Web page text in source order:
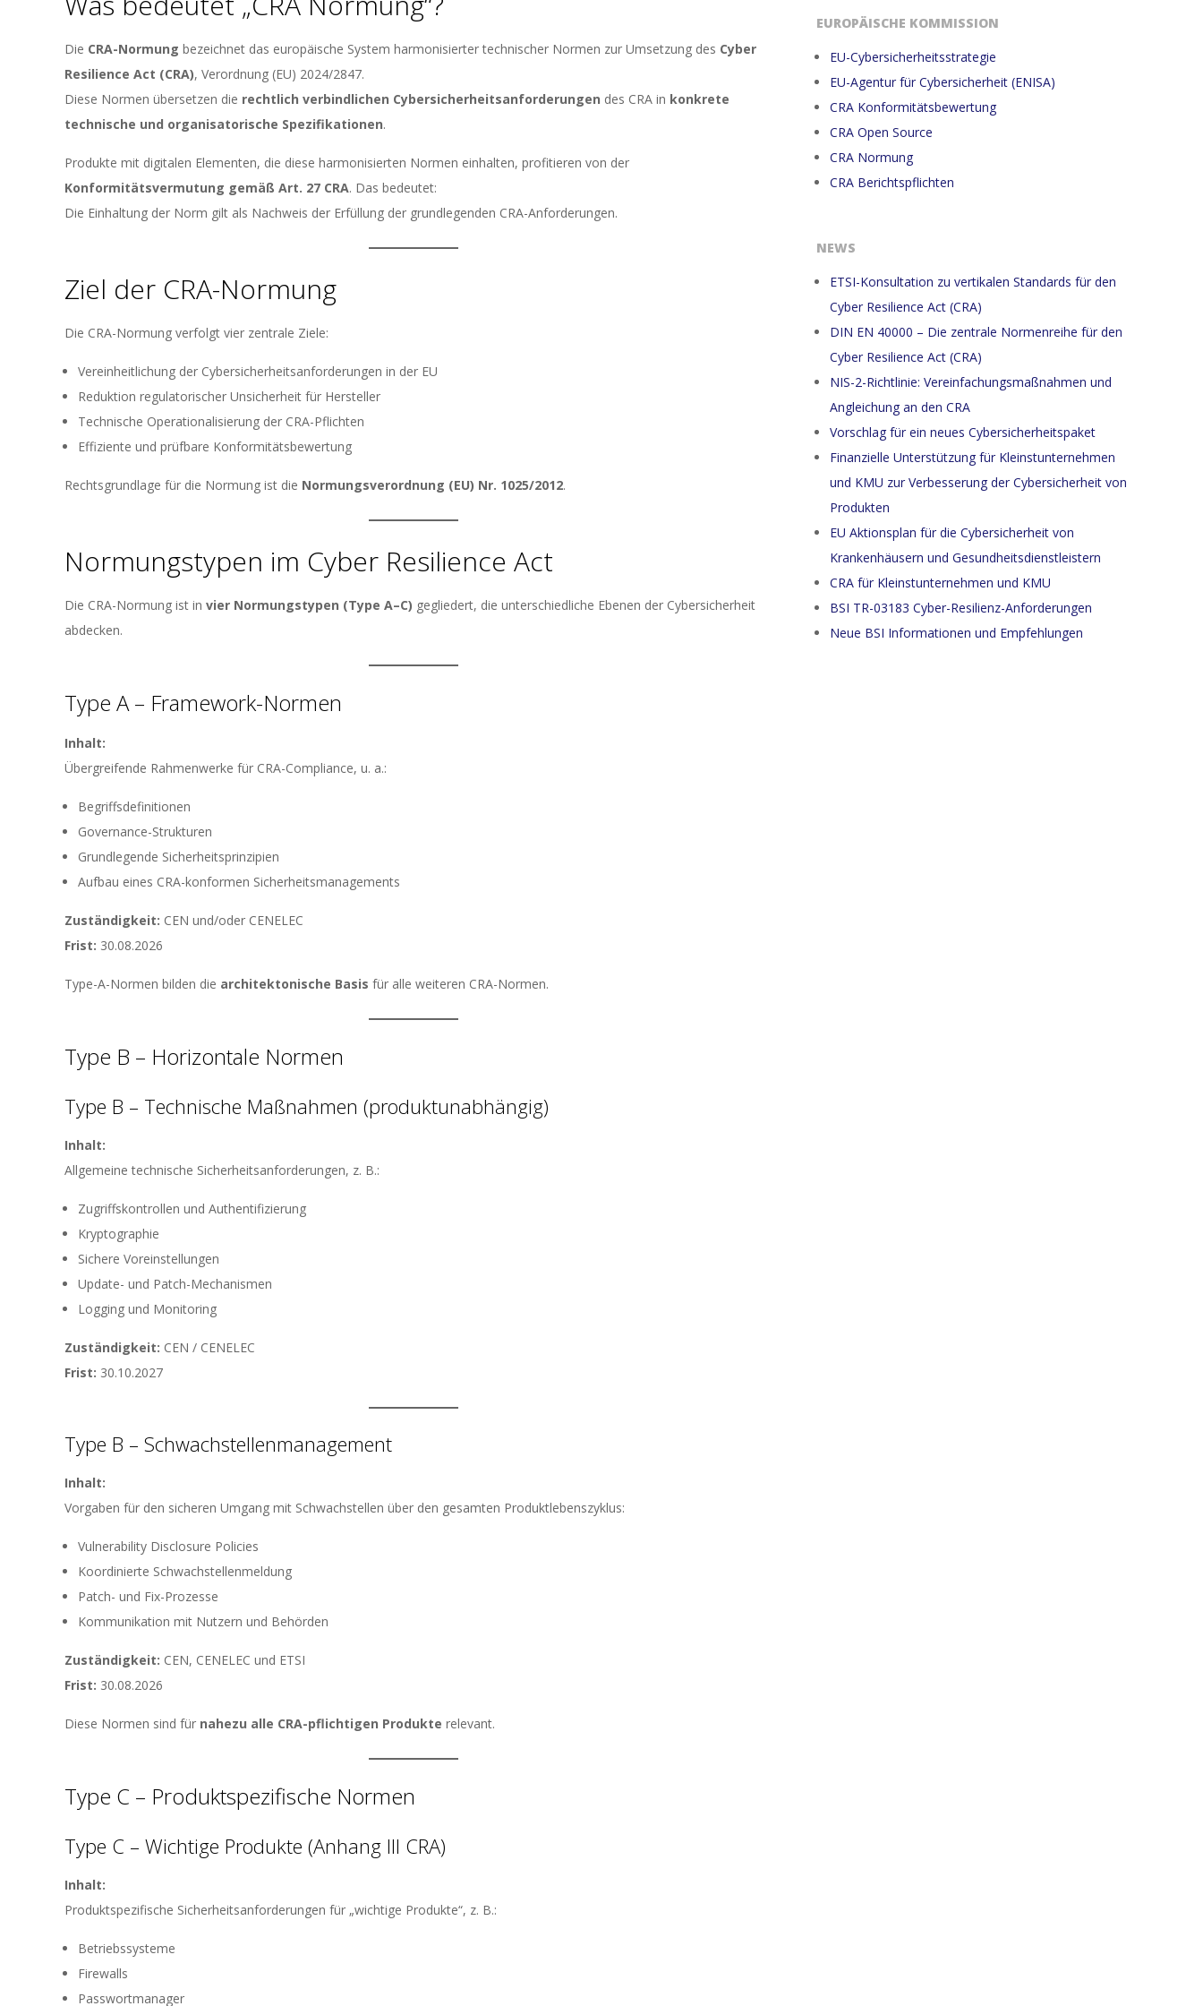
Die CRA-Normung bezeichnet das europäische System harmonisierter technischer Normen zur Umsetzung des Cyber
Resilience Act (CRA), Verordnung (EU) 2024/2847.
Diese Normen übersetzen die rechtlich verbindlichen Cybersicherheitsanforderungen des CRA in konkrete
technische und organisatorische Spezifikationen.
Produkte mit digitalen Elementen, die diese harmonisierten Normen einhalten, profitieren von der
Konformitätsvermutung gemäß Art. 27 CRA. Das bedeutet:
Die Einhaltung der Norm gilt als Nachweis der Erfüllung der grundlegenden CRA-Anforderungen.
Ziel der CRA-Normung
Die CRA-Normung verfolgt vier zentrale Ziele:
Vereinheitlichung der Cybersicherheitsanforderungen in der EU
Reduktion regulatorischer Unsicherheit für Hersteller
Technische Operationalisierung der CRA-Pflichten
Effiziente und prüfbare Konformitätsbewertung
Rechtsgrundlage für die Normung ist die Normungsverordnung (EU) Nr. 1025/2012.
Normungstypen im Cyber Resilience Act
Die CRA-Normung ist in vier Normungstypen (Type A–C) gegliedert, die unterschiedliche Ebenen der Cybersicherheit
abdecken.
Type A – Framework-Normen
Inhalt:
Übergreifende Rahmenwerke für CRA-Compliance, u. a.:
Begriffsdefinitionen
Governance-Strukturen
Grundlegende Sicherheitsprinzipien
Aufbau eines CRA-konformen Sicherheitsmanagements
Zuständigkeit: CEN und/oder CENELEC
Frist: 30.08.2026
Type-A-Normen bilden die architektonische Basis für alle weiteren CRA-Normen.
Type B – Horizontale Normen
Type B – Technische Maßnahmen (produktunabhängig)
Inhalt:
Allgemeine technische Sicherheitsanforderungen, z. B.:
Zugriffskontrollen und Authentifizierung
Kryptographie
Sichere Voreinstellungen
Update- und Patch-Mechanismen
Logging und Monitoring
Zuständigkeit: CEN / CENELEC
Frist: 30.10.2027
Type B – Schwachstellenmanagement
Inhalt:
Vorgaben für den sicheren Umgang mit Schwachstellen über den gesamten Produktlebenszyklus:
Vulnerability Disclosure Policies
Koordinierte Schwachstellenmeldung
Patch- und Fix-Prozesse
Kommunikation mit Nutzern und Behörden
Zuständigkeit: CEN, CENELEC und ETSI
Frist: 30.08.2026
Diese Normen sind für nahezu alle CRA-pflichtigen Produkte relevant.
Type C – Produktspezifische Normen
Type C – Wichtige Produkte (Anhang III CRA)
Inhalt:
Produktspezifische Sicherheitsanforderungen für „wichtige Produkte“, z. B.:
Betriebssysteme
Firewalls
Passwortmanager
EUROPÄISCHE KOMMISSION
EU-Cybersicherheitsstrategie
EU-Agentur für Cybersicherheit (ENISA)
CRA Konformitätsbewertung
CRA Open Source
CRA Normung
CRA Berichtspflichten
NEWS
ETSI-Konsultation zu vertikalen Standards für den
Cyber Resilience Act (CRA)
DIN EN 40000 – Die zentrale Normenreihe für den
Cyber Resilience Act (CRA)
NIS-2-Richtlinie: Vereinfachungsmaßnahmen und
Angleichung an den CRA
Vorschlag für ein neues Cybersicherheitspaket
Finanzielle Unterstützung für Kleinstunternehmen
und KMU zur Verbesserung der Cybersicherheit von
Produkten
EU Aktionsplan für die Cybersicherheit von
Krankenhäusern und Gesundheitsdienstleistern
CRA für Kleinstunternehmen und KMU
BSI TR-03183 Cyber-Resilienz-Anforderungen
Neue BSI Informationen und Empfehlungen